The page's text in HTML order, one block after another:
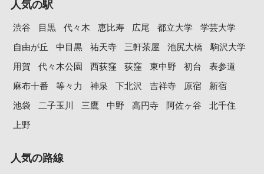
人気の駅
渋谷 目黒 代々木 恵比寿 広尾 都立大学
学芸大学
自由が丘
中目黒 祐天寺 三軒茶屋 池尻大橋
駒沢大学
用賀
代々木公園 西荻窪 荻窪 東中野 初台
表参道
麻布十番
等々力 神泉 下北沢 吉祥寺 原宿
新宿
池袋
二子玉川 三鷹 中野 高円寺 阿佐ヶ谷
北千住
上野
人気の路線